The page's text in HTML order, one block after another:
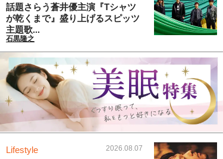
話題さらう蒼井優主演『Tシャツ
が乾くまで』盛り上げるスピッツ
主題歌...
石黒隆之
Lifestyle 2026.08.07